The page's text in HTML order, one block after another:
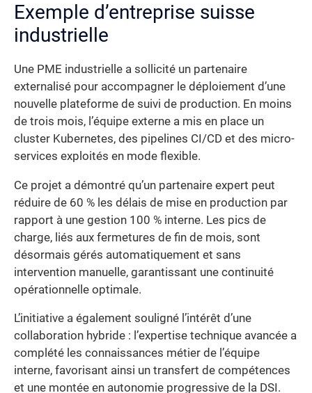
Exemple d’entreprise suisse
industrielle
Une PME industrielle a sollicité un partenaire
externalisé pour accompagner le déploiement d’une
nouvelle plateforme de suivi de production. En moins
de trois mois, l’équipe externe a mis en place un
cluster Kubernetes, des pipelines CI/CD et des micro-
services exploités en mode flexible.
Ce projet a démontré qu’un partenaire expert peut
réduire de 60 % les délais de mise en production par
rapport à une gestion 100 % interne. Les pics de
charge, liés aux fermetures de fin de mois, sont
désormais gérés automatiquement et sans
intervention manuelle, garantissant une continuité
opérationnelle optimale.
L’initiative a également souligné l’intérêt d’une
collaboration hybride : l’expertise technique avancée a
complété les connaissances métier de l’équipe
interne, favorisant ainsi un transfert de compétences
et une montée en autonomie progressive de la DSI.